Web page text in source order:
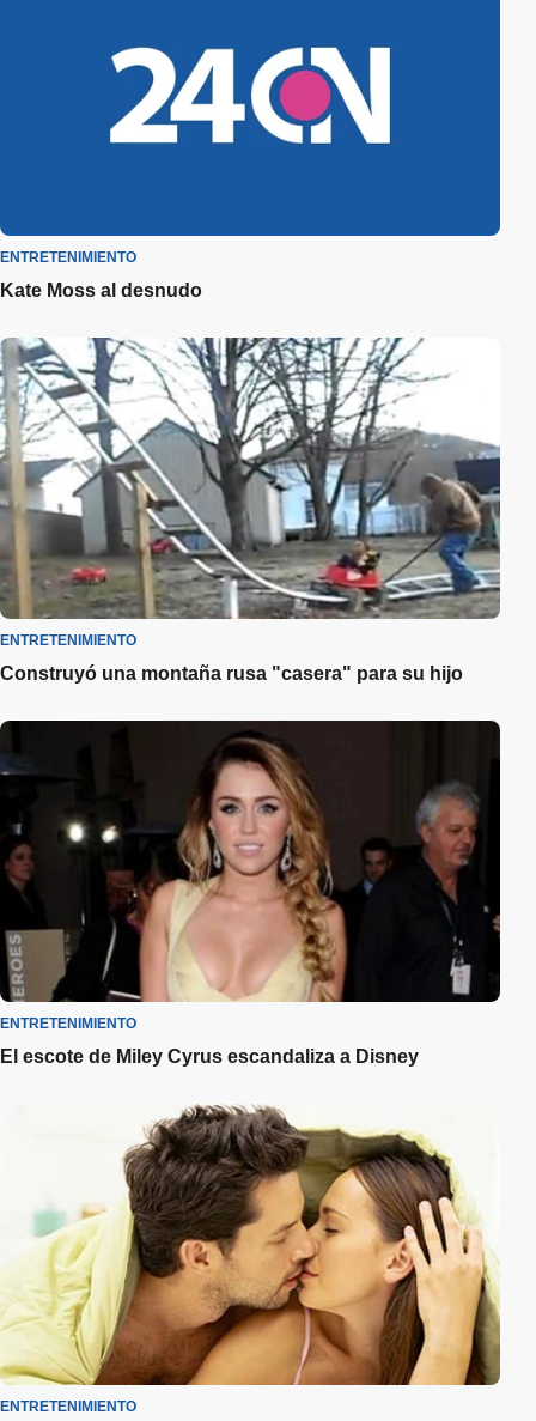
ENTRETENIMIENTO
Kate Moss al desnudo
ENTRETENIMIENTO
Construyó una montaña rusa "casera" para su hijo
ENTRETENIMIENTO
El escote de Miley Cyrus escandaliza a Disney
ENTRETENIMIENTO